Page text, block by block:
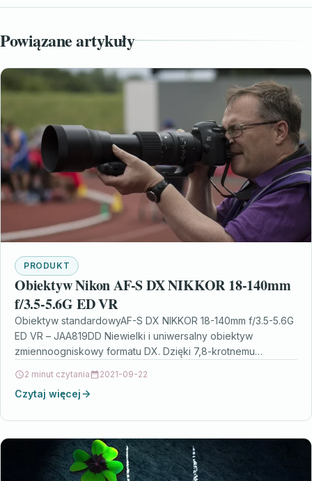
Powiązane artykuły
PRODUKT
Obiektyw Nikon AF-S DX NIKKOR 18-140mm
f/3.5-5.6G ED VR
Obiektyw standardowyAF-S DX NIKKOR 18-140mm f/3.5-5.6G
ED VR – JAA819DD Niewielki i uniwersalny obiektyw
zmiennoogniskowy formatu DX. Dzięki 7,8-krotnemu
2 minut czytania 2021-09-22
Czytaj więcej